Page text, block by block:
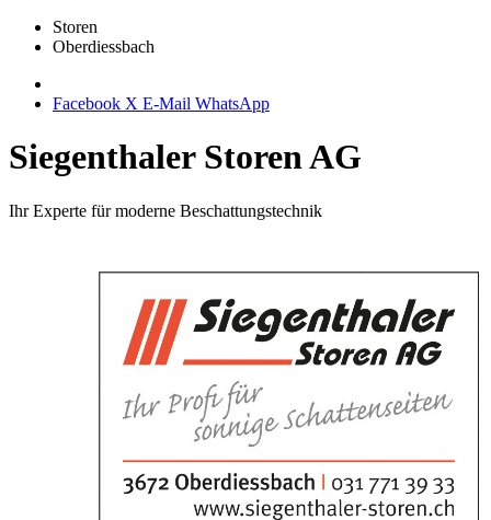
Storen
Oberdiessbach
Facebook X E-Mail WhatsApp
Siegenthaler Storen AG
Ihr Experte für moderne Beschattungstechnik